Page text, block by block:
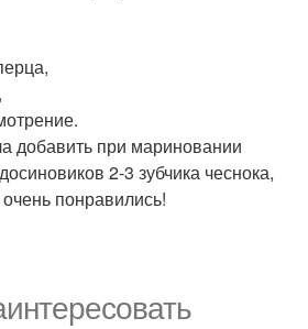
добавить при мариновании
2-3 зубчика чеснока,
понравились!